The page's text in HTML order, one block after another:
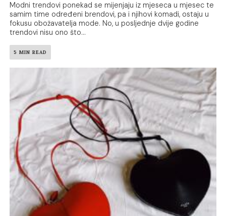
Modni trendovi ponekad se mijenjaju iz mjeseca u mjesec te
samim time određeni brendovi, pa i njihovi komadi, ostaju u
fokusu obožavatelja mode. No, u posljednje dvije godine
trendovi nisu ono što...
5 MIN READ